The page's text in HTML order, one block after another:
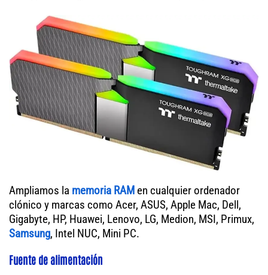
Ampliamos la memoria RAM en cualquier ordenador
clónico y marcas como Acer, ASUS, Apple Mac, Dell,
Gigabyte, HP, Huawei, Lenovo, LG, Medion, MSI, Primux,
Samsung, Intel NUC, Mini PC.
Fuente de alimentación